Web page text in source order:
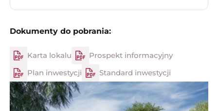
Dokumenty do pobrania:
Karta lokalu
Prospekt informacyjny
Plan inwestycji
Standard inwestycji